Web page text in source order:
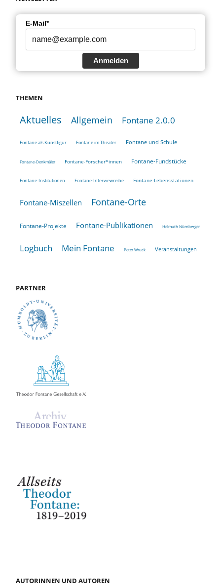
E-Mail*
Anmelden
THEMEN
Aktuelles Allgemein Fontane 2.0.0
Fontane als Kunstfigur Fontane im Theater Fontane und Schule
Fontane-Denkmäler Fontane-Forscher*innen Fontane-Fundstücke
Fontane-Institutionen Fontane-Interviewreihe Fontane-Lebensstationen
Fontane-Miszellen Fontane-Orte
Fontane-Projekte Fontane-Publikationen Helmuth Nürnberger
Logbuch Mein Fontane Peter Wruck Veranstaltungen
PARTNER
AUTORINNEN UND AUTOREN